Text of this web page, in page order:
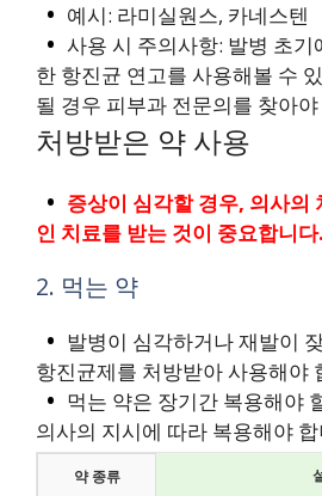
예시: 라미실원스, 카네스텐
사용 시 주의사항: 발병 초기
한 항진균 연고를 사용해볼 수
될 경우 피부과 전문의를 찾아
처방받은 약 사용
증상이 심각할 경우, 의사의
인 치료를 받는 것이 중요합니다.
2. 먹는 약
발병이 심각하거나 재발이
항진균제를 처방받아 사용해야
먹는 약은 장기간 복용해야
의사의 지시에 따라 복용해야
약 종류